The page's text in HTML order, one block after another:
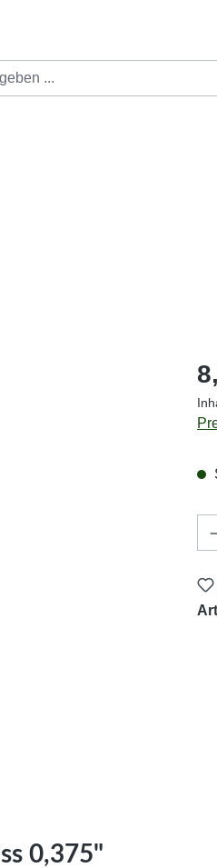
0,375"